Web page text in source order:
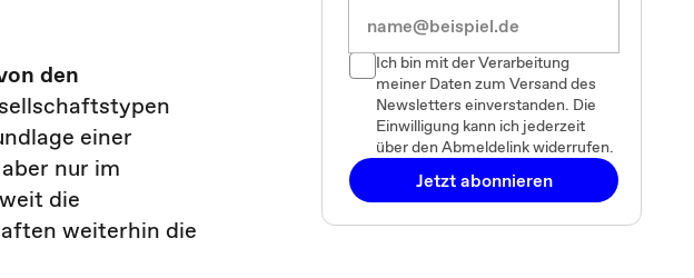
den
einer
nur im
die
weiterhin die
Ich bin mit der Verarbeitung
meiner Daten zum Versand des
Newsletters einverstanden. Die
Einwilligung kann ich jederzeit
über den Abmeldelink widerrufen.
Jetzt abonnieren